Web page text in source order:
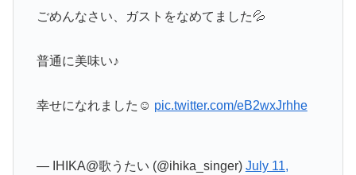
ごめんなさい、ガストをなめてました💦
普通に美味い♪
幸せになれました☺️ pic.twitter.com/eB2wxJrhhe
— IHIKA@歌うたい (@ihika_singer) July 11,